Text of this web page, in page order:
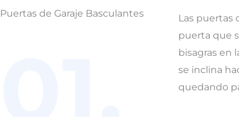
Puertas de Garaje Basculantes
Las puertas
puerta que
bisagras en
se inclina
quedando